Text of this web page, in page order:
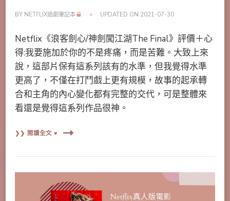
BY NETFLIX追劇筆記本 UPDATED ON 2021-07-30
Netflix《浪客劍心/神劍闖江湖The Final》評價＋心
得:我要施加於你的不是疼痛，而是苦難。大致上來
說，這部片保有這系列該有的水準，但我覺得水準
更高了，不僅在打鬥戲上更有規模，故事的起承轉
合和主角的內心變化都有完整的交代，可是整體來
看還是覺得這系列作品很神。
❯❯ 閱讀全文 ♥